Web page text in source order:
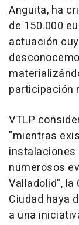
Anguita, ha
de 150.000
actuación
participación
VTLP
"mientras
instalaciones
numerosos
Valladolid", la
Ciudad haya
a una